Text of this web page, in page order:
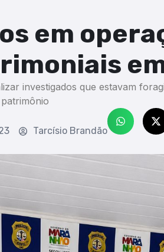
em
investigados que estavam
Tarcísio Brandão